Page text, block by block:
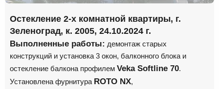
Остекление 2-х комнатной квартиры, г.
Зеленоград, к. 2005, 24.10.2024 г.
Выполненные работы: демонтаж старых
конструкций и установка 3 окон, балконного блока и
остекление балкона профилем Veka Softline 70.
Установлена фурнитура ROTO NX,